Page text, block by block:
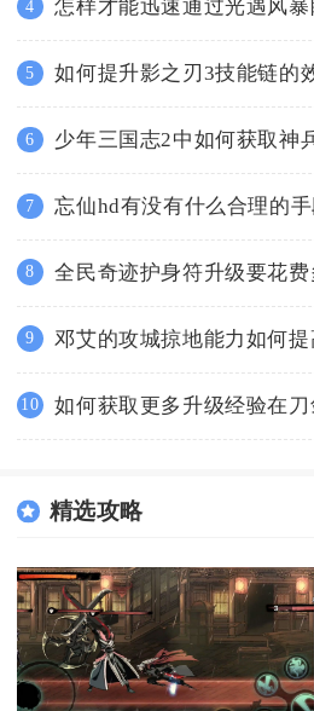
4 怎样才能迅速通过光遇风暴
5 如何提升影之刃3技能链的
6 少年三国志2中如何获取神
7
8 全民奇迹护身符升级要花费
9 邓艾的攻城掠地能力如何提
10 如何获取更多升级经验在刀
精选攻略